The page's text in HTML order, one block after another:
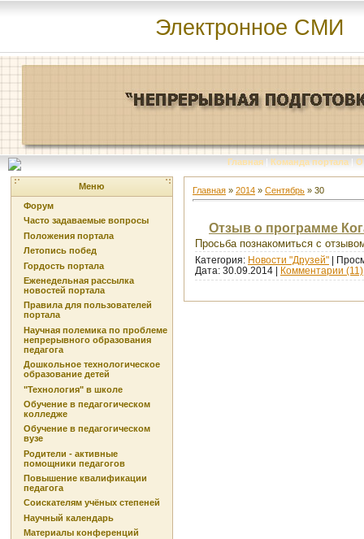
Электронное СМИ
Главная | Команда портала | О
Меню
Форум
Часто задаваемые вопросы
Положения портала
Летопись побед
Гордость портала
Еженедельная рассылка
новостей портала
Правила для пользователей
портала
Научная полемика по проблеме
непрерывного образования
педагога
Дошкольное технологическое
образование детей
"Технология" в школе
Обучение в педагогическом
колледже
Обучение в педагогическом
вузе
Родители - активные
помощники педагогов
Повышение квалификации
педагога
Соискателям учёных степеней
Научный календарь
Материалы конференций
Главная » 2014 » Сентябрь » 30
Отзыв о программе
Просьба познакомиться с
Категория: Новости "Друзей" |
Дата: 30.09.2014 Комментарии (11)